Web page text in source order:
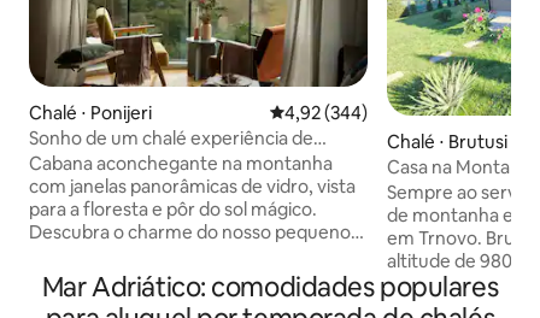
Chalé ⋅ Ponijeri 4,92 de uma avaliação média de
4,92 (344)
Sonho de um chalé experiência de
boutique
Cabana aconchegante na montanha
com janelas panorâmicas de vidro, vista
para a floresta e pôr do sol mágico.
Descubra o charme do nosso pequeno
com vistas deslumbrantes da floresta e
pores do sol mágicos através de janelas
Chalé ⋅ Brutusi
Casa na
Bjelašnica/Trnovo
Sempre ao serviço
de montanha
em Trnovo.
altitude de 980m.
fresco da
montanhas
Mar Adriático: comodidades populares